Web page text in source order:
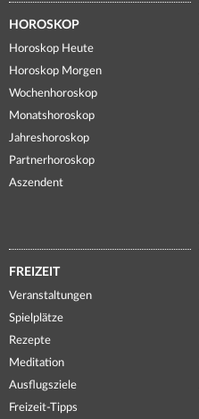
HOROSKOP
Horoskop Heute
Horoskop Morgen
Wochenhoroskop
Monatshoroskop
Jahreshoroskop
Partnerhoroskop
Aszendent
FREIZEIT
Veranstaltungen
Spielplätze
Rezepte
Meditation
Ausflugsziele
Freizeit-Tipps